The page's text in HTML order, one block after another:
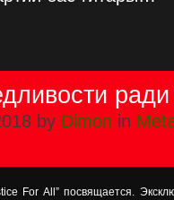
ради
by Dimon in
For All” посвящается.